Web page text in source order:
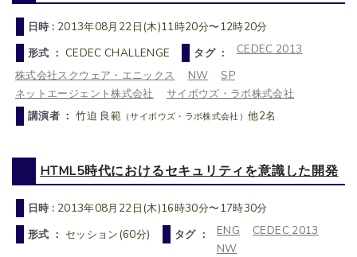
日時 : 2013年08月22日(木)11時20分〜12時20分
形式 ： CEDEC CHALLENGE タグ ：
CEDEC 2013
株式会社スクウェア・エニックス
NW
SP
ネットエージェント株式会社
サイボウズ・ラボ株式会社
講演者 ：竹迫 良範 （サイボウズ・ラボ株式会社）他2名
HTML5時代におけるセキュリティを意識した開発
日時 : 2013年08月22日(木)16時30分〜17時30分
形式 ： セッション(60分) タグ ： ENG
CEDEC 2013
NW